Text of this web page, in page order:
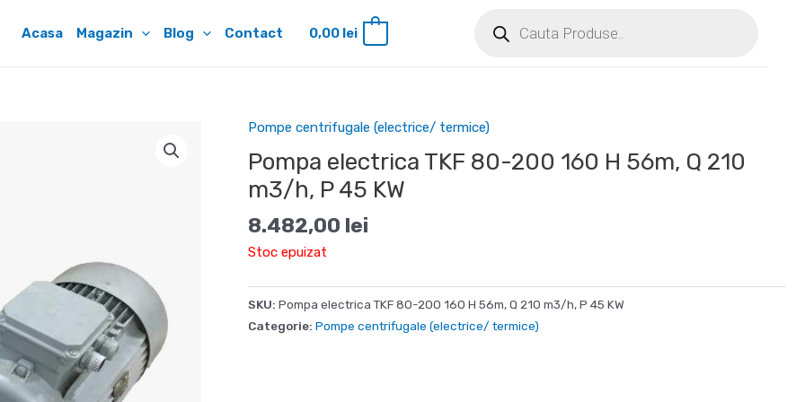
Acasa Magazin Blog Contact 0,00 lei
Pompe centrifugale (electrice/ termice)
Pompa electrica TKF 80-200 160 H 56m, Q 210
m3/h, P 45 KW
8.482,00 lei
Stoc epuizat
SKU: Pompa electrica TKF 80-200 160 H 56m, Q 210 m3/h, P 45 KW
Categorie: Pompe centrifugale (electrice/ termice)